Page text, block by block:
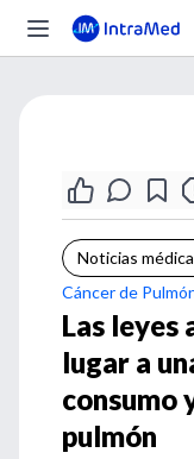
Noticias
Cáncer de
Las leyes
lugar a
consumo
pulmón